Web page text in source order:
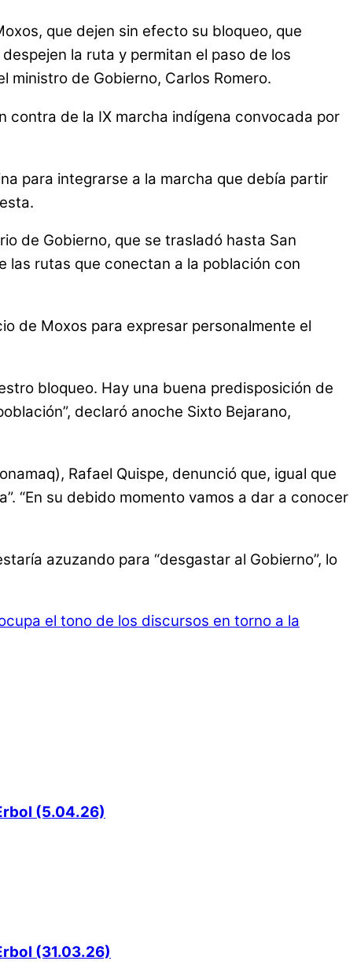
que dejen sin efecto su bloqueo, que
la ruta y permitan el paso de los
ministro de Gobierno, Carlos Romero.
contra de la IX marcha indígena convocada por
para integrarse a la marcha que debía partir
de Gobierno, que se trasladó hasta San
las rutas que conectan a la población con
de Moxos para expresar personalmente el
bloqueo. Hay una buena predisposición de
declaró anoche Sixto Bejarano,
Rafael Quispe, denunció que, igual que
“En su debido momento vamos a dar a conocer
azuzando para “desgastar al Gobierno”, lo
el tono de los discursos en torno a la
(5.04.26)
(31.03.26)